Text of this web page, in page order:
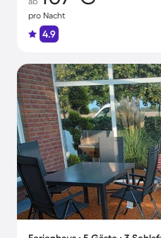
pro Nacht
4.9